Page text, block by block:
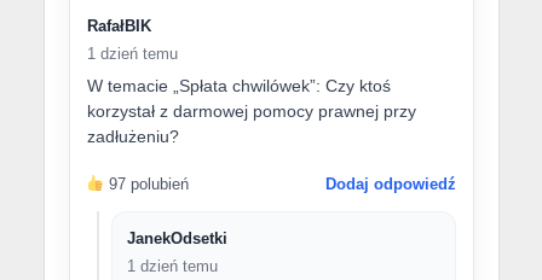
RafałBIK
1 dzień temu
W temacie „Spłata chwilówek”: Czy ktoś
korzystał z darmowej pomocy prawnej przy
zadłużeniu?
97 polubień Dodaj odpowiedź
JanekOdsetki
1 dzień temu